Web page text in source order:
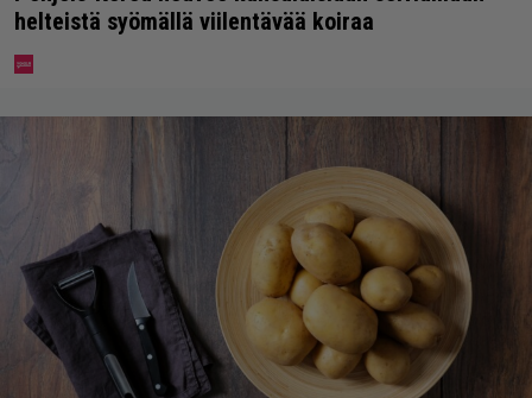
helteistä syömällä viilentävää koiraa